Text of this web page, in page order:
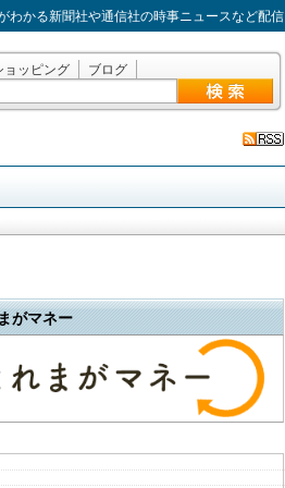
わかる新聞社や通信社の時事ニュースなど配信
ョッピング ブログ
がマネー